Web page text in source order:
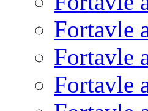
Fortavle
Fortavle
Fortavle